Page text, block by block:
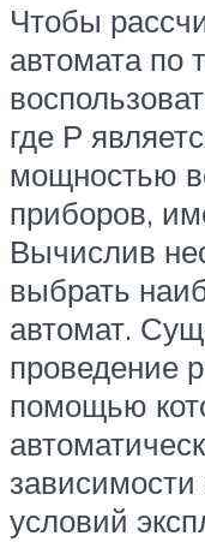
Чтобы
автомата по
где Р
мощностью
приборов,
Вычислив
выбрать
автомат.
проведение
помощью
зависимости
условий